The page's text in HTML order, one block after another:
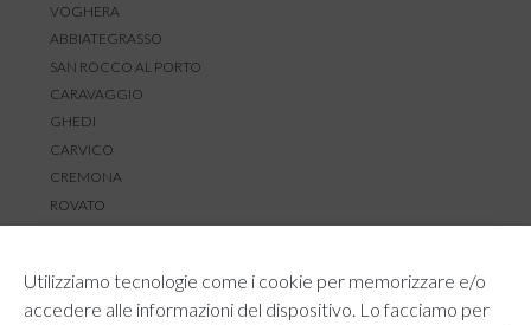
Utilizziamo tecnologie come i cookie per memorizzare e/o
accedere alle informazioni del dispositivo. Lo facciamo per
VOGHERA
ABBIATEGRASSO
SAN ROCCO AL PORTO
CARAVAGGIO
GHEDI
CARVICO
CREMONA
ROVATO